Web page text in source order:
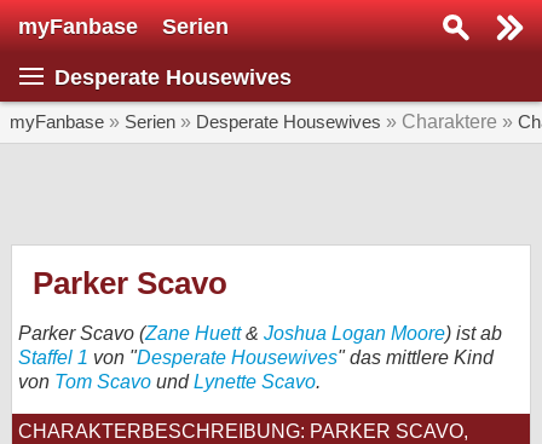
myFanbase Serien
Desperate Housewives
myFanbase » Serien » Desperate Housewives » Charaktere »
Parker Scavo
Parker Scavo (Zane Huett& Joshua Logan Moore) ist ab
Staffel 1 von "Desperate Housewives" das mittlere Kind
von Tom Scavo undLynette Scavo.
CHARAKTERBESCHREIBUNG: PARKER SCAVO,
Serie suchen...
Home
SERIEN
KULTUR
Specials
SERVICE